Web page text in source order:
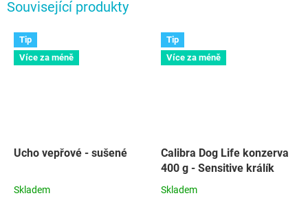
Související produkty
Tip
Více za méně
Ucho vepřové - sušené
Skladem
Tip
Více za méně
Calibra Dog Life konzerva
400 g - Sensitive králík
Skladem